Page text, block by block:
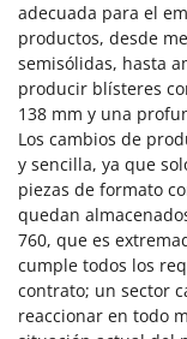
adecuada para el
productos, desde
semisólidas, hasta
producir blísteres
138 mm y una
Los cambios de
y sencilla, ya que
piezas de formato
quedan
760, que es
cumple todos los
contrato; un sector
reaccionar en todo